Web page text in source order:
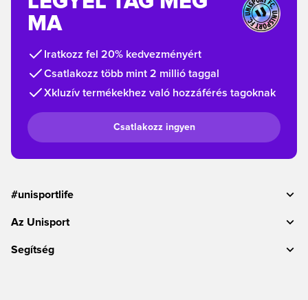
MA
Iratkozz fel 20% kedvezményért
Csatlakozz több mint 2 millió taggal
Xkluzív termékekhez való hozzáférés tagoknak
Csatlakozz ingyen
#unisportlife
Az Unisport
Segítség